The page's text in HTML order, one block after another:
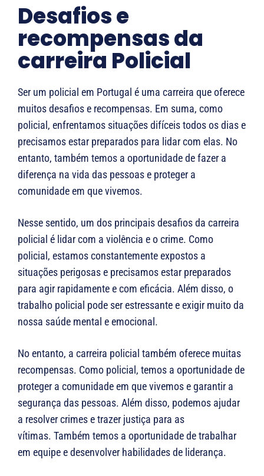
Desafios e
recompensas da
carreira Policial
Ser um policial em Portugal é uma carreira que oferece
muitos desafios e recompensas. Em suma, como
policial, enfrentamos situações difíceis todos os dias e
precisamos estar preparados para lidar com elas. No
entanto, também temos a oportunidade de fazer a
diferença na vida das pessoas e proteger a
comunidade em que vivemos.
Nesse sentido, um dos principais desafios da carreira
policial é lidar com a violência e o crime. Como
policial, estamos constantemente expostos a
situações perigosas e precisamos estar preparados
para agir rapidamente e com eficácia. Além disso, o
trabalho policial pode ser estressante e exigir muito da
nossa saúde mental e emocional.
No entanto, a carreira policial também oferece muitas
recompensas. Como policial, temos a oportunidade de
proteger a comunidade em que vivemos e garantir a
segurança das pessoas. Além disso, podemos ajudar
a resolver crimes e trazer justiça para as
vítimas. Também temos a oportunidade de trabalhar
em equipe e desenvolver habilidades de liderança.